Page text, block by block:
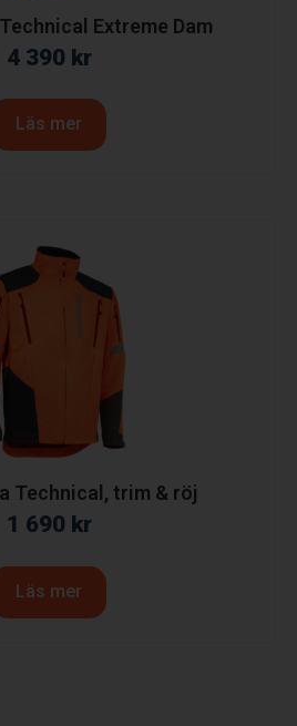
Extreme Dam
4 390 kr
Läs mer
Technical, trim & röj
1 690 kr
Läs mer